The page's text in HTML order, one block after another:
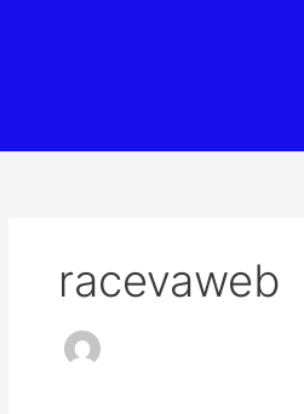
racevaweb